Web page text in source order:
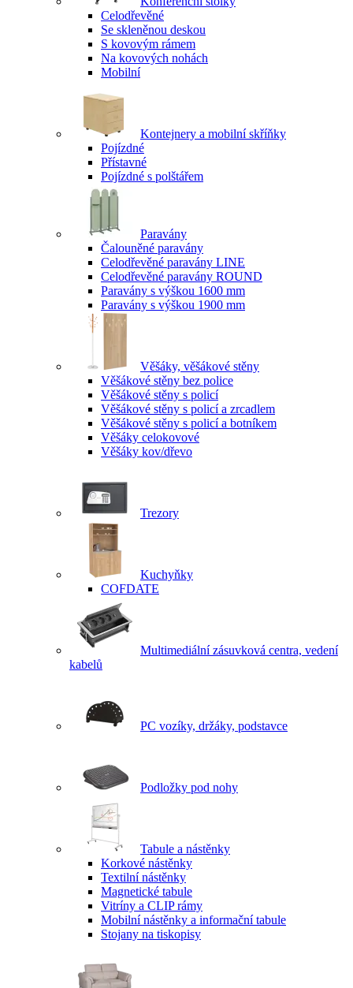
Celodřevěné
Se skleněnou deskou
S kovovým rámem
Na kovových nohách
Mobilní
Kontejnery a mobilní skříňky
Pojízdné
Přístavné
Pojízdné s polštářem
Paravány
Čalouněné paravány
Celodřevěné paravány LINE
Celodřevěné paravány ROUND
Paravány s výškou 1600 mm
Paravány s výškou 1900 mm
Věšáky, věšákové stěny
Věšákové stěny bez police
Věšákové stěny s policí
Věšákové stěny s policí a zrcadlem
Věšákové stěny s policí a botníkem
Věšáky celokovové
Věšáky kov/dřevo
Trezory
Kuchyňky
COFDATE
Multimediální zásuvková centra, vedení
kabelů
PC vozíky, držáky, podstavce
Podložky pod nohy
Tabule a nástěnky
Korkové nástěnky
Textilní nástěnky
Magnetické tabule
Vitríny a CLIP rámy
Mobilní nástěnky a informační tabule
Stojany na tiskopisy